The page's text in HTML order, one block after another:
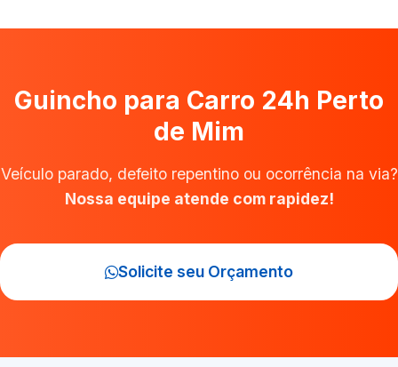
Guincho para Carro 24h Perto
de Mim
Veículo parado, defeito repentino ou ocorrência na via?
Nossa equipe atende com rapidez!
Solicite seu Orçamento